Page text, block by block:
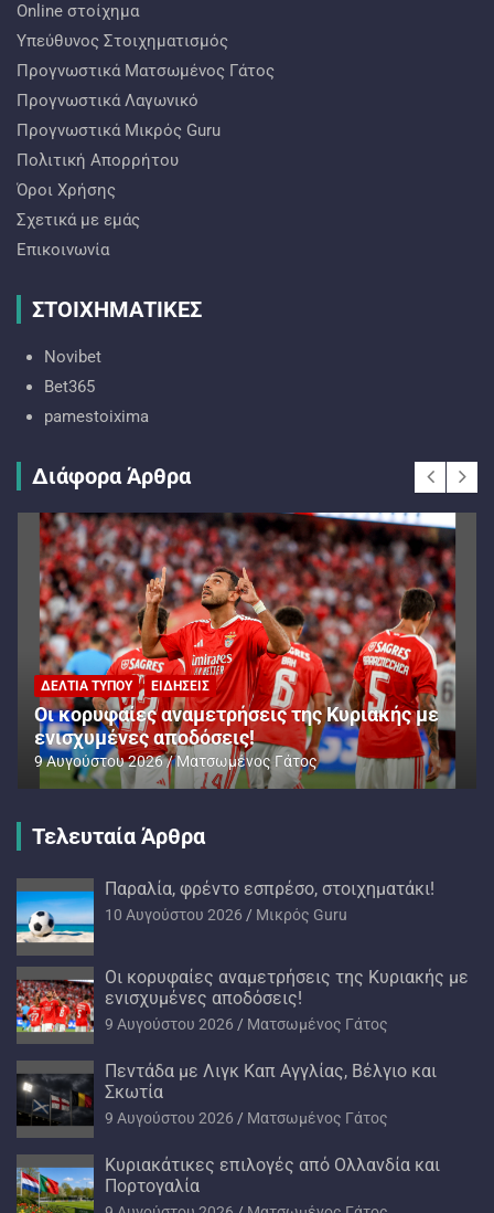
Online στοίχημα
Υπεύθυνος Στοιχηματισμός
Προγνωστικά Ματσωμένος Γάτος
Προγνωστικά Λαγωνικό
Προγνωστικά Mικρός Guru
Πολιτική Απορρήτου
Όροι Χρήσης
Σχετικά με εμάς
Επικοινωνία
ΣΤΟΙΧΗΜΑΤΙΚΕΣ
Novibet
Bet365
pamestoixima
Διάφορα Άρθρα
ΔΕΛΤΊΑ ΤΎΠΟΥ ΕΙΔΉΣΕΙΣ
Oι κορυφαίες αναμετρήσεις της Κυριακής με
ενισχυμένες αποδόσεις!
9 Αυγούστου 2026 Ματσωμένος Γάτος
Τελευταία Άρθρα
Παραλία, φρέντο εσπρέσο, στοιχηματάκι!
10 Αυγούστου 2026 Mικρός Guru
Oι κορυφαίες αναμετρήσεις της Κυριακής με
ενισχυμένες αποδόσεις!
9 Αυγούστου 2026 Ματσωμένος Γάτος
Πεντάδα με Λιγκ Καπ Αγγλίας, Βέλγιο και
Σκωτία
9 Αυγούστου 2026 Ματσωμένος Γάτος
Kυριακάτικες επιλογές από Ολλανδία και
Πορτογαλία